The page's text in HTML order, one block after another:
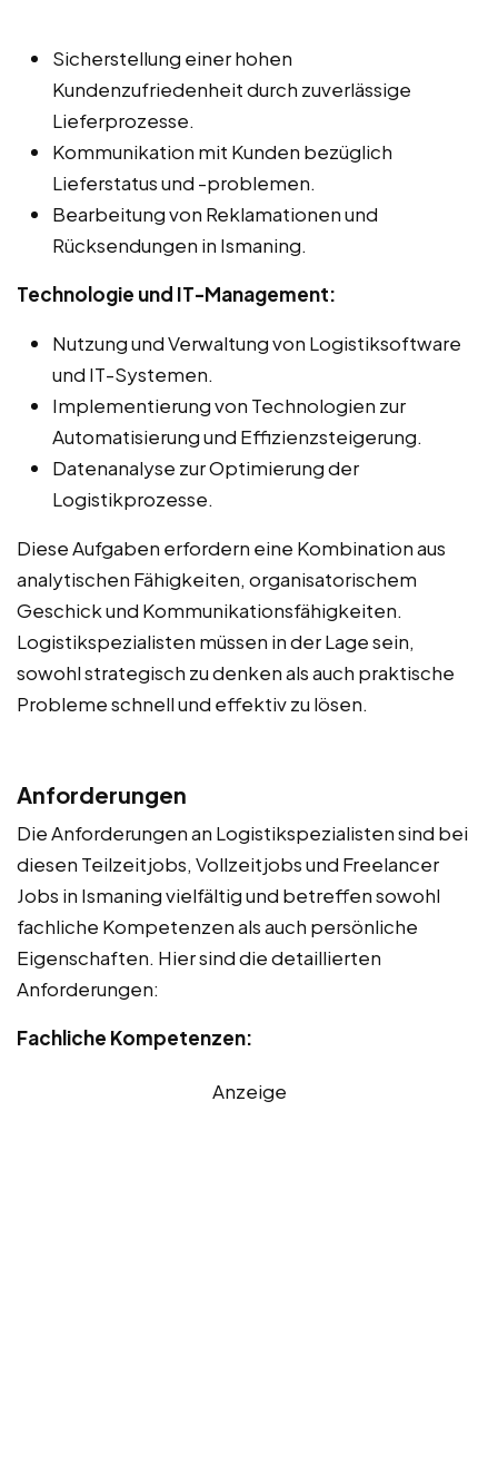
Sicherstellung einer hohen
Kundenzufriedenheit durch zuverlässige
Lieferprozesse.
Kommunikation mit Kunden bezüglich
Lieferstatus und -problemen.
Bearbeitung von Reklamationen und
Rücksendungen in Ismaning.
Technologie und IT-Management:
Nutzung und Verwaltung von Logistiksoftware
und IT-Systemen.
Implementierung von Technologien zur
Automatisierung und Effizienzsteigerung.
Datenanalyse zur Optimierung der
Logistikprozesse.
Diese Aufgaben erfordern eine Kombination aus
analytischen Fähigkeiten, organisatorischem
Geschick und Kommunikationsfähigkeiten.
Logistikspezialisten müssen in der Lage sein,
sowohl strategisch zu denken als auch praktische
Probleme schnell und effektiv zu lösen.
Anforderungen
Die Anforderungen an Logistikspezialisten sind bei
diesen Teilzeitjobs, Vollzeitjobs und Freelancer
Jobs in Ismaning vielfältig und betreffen sowohl
fachliche Kompetenzen als auch persönliche
Eigenschaften. Hier sind die detaillierten
Anforderungen:
Fachliche Kompetenzen:
Anzeige